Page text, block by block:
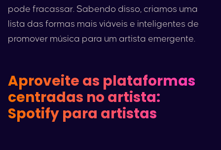
pode fracassar. Sabendo disso, criamos uma
lista das formas mais viáveis e inteligentes de
promover música para um artista emergente.
Aproveite as plataformas
centradas no artista:
Spotify para artistas